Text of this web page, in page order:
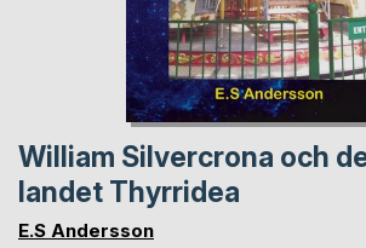
William Silvercrona och
landet Thyrridea
E.S Andersson